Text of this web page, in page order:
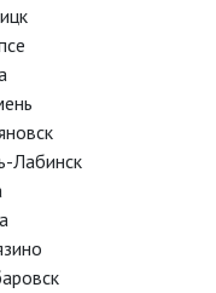
Лабинск